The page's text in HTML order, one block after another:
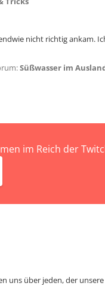
nicht richtig ankam.
Süßwasser im
im Reich der
uns über jeden, der